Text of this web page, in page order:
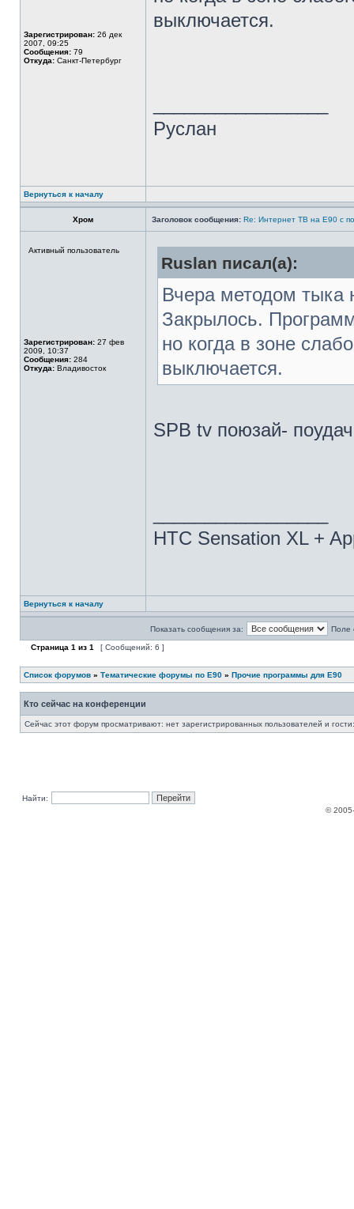
Зарегистрирован: 26 дек
2007, 09:25
Сообщения: 79
Откуда: Санкт-Петербург
выключается.
Руслан
Вернуться к началу
Хром Заголовок сообщения: Re: Интернет ТВ на Е90 с
Активный пользователь
Зарегистрирован: 27 фев
2009, 10:37
Сообщения: 284
Откуда: Владивосток
Ruslan писал(а):
Вчера методом тыка
Закрылось.
но когда в зоне
выключается.
SPB tv поюзай-
HTC Sensation XL +
Вернуться к началу
Показать сообщения за: Поле
Страница 1 из 1 [ Сообщений: 6 ]
Список форумов » Тематические форумы по E90 » Прочие программы для E90
Кто сейчас на конференции
Сейчас этот форум просматривают: нет зарегистрированных пользователей и
Найти:
©